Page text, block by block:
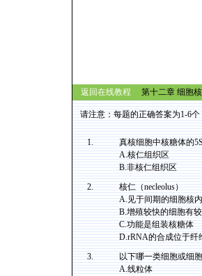
返回在线教程 第十二章 细胞核
请注意：每题的正确答案为1-6
1.
真核细胞中核糖体的
A.核仁组织区
B.非核仁组织区
2.
核仁（necleolus）
A.见于间期的细胞核内
B.增殖较快的细胞有
C.功能是组装核糖体
D.rRNA的合成位于纤
3.
以下哪一类细胞或细
A.线粒体